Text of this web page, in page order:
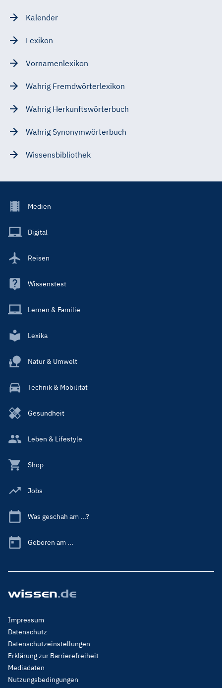
Kalender
Lexikon
Vornamenlexikon
Wahrig Fremdwörterlexikon
Wahrig Herkunftswörterbuch
Wahrig Synonymwörterbuch
Wissensbibliothek
Footer
Main
Medien
Digital
Reisen
Wissenstest
Lernen & Familie
Lexika
Natur & Umwelt
Technik & Mobilität
Gesundheit
Leben & Lifestyle
Shop
Jobs
Was geschah am ...?
Geboren am ...
Footer
Menu
Legal
Impressum
Datenschutz
Datenschutzeinstellungen
Erklärung zur Barrierefreiheit
Mediadaten
Nutzungsbedingungen